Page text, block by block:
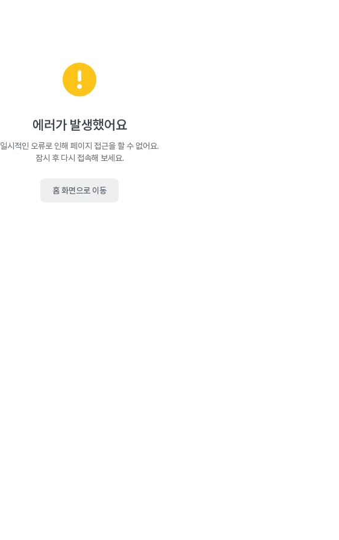
에러가 발생했어요
일시적인 오류로 인해 페이지 접근을 할 수 없어요.
잠시 후 다시 접속해 보세요.
홈 화면으로 이동